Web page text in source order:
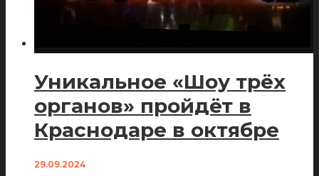
Уникальное «Шоу трёх
органов» пройдёт в
Краснодаре в октябре
29.09.2024